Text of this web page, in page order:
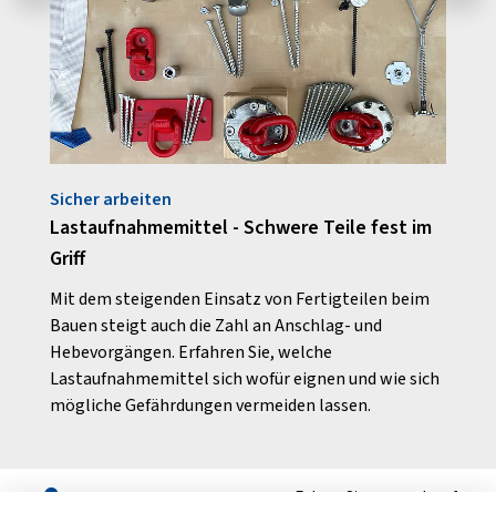
Sicher arbeiten
Lastaufnahmemittel - Schwere Teile fest im
Griff
Mit dem steigenden Einsatz von Fertigteilen beim
Bauen steigt auch die Zahl an Anschlag- und
Hebevorgängen. Erfahren Sie, welche
Lastaufnahmemittel sich wofür eignen und wie sich
mögliche Gefährdungen vermeiden lassen.
Folgen Sie uns auch auf